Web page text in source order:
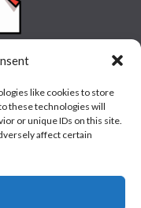
like cookies to store
these technologies will
or unique IDs on this site.
affect certain
2015 • ISO